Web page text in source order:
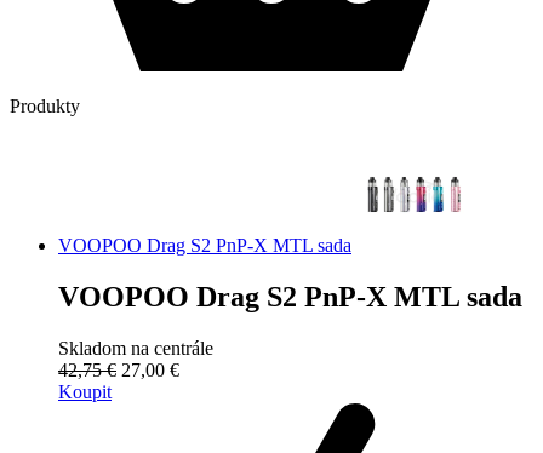
Produkty
VOOPOO Drag S2 PnP-X MTL sada
VOOPOO Drag S2 PnP-X MTL sada
Skladom na centrále
42,75 € 27,00 €
Koupit